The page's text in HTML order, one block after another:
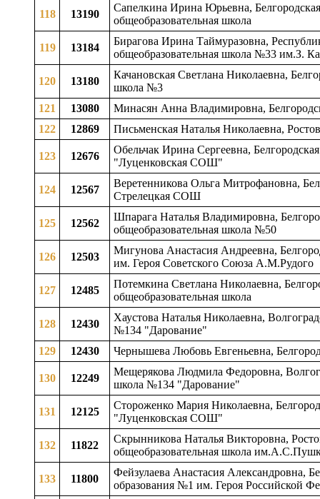
118 13190
Сапелкина Ирина Юрьевна,
общеобразовательная школа
119 13184
Бирагова Ирина Таймуразовна,
общеобразовательная школа №33 им.З.
120 13180
Качановская Светлана Николаевна,
школа №3
121
13080
Минасян Анна Владимировна,
122
12869 Письменская Наталья Николаевна,
123 12676
Обельчак Ирина Сергеевна,
"Луценковская СОШ"
124 12567
Веретенникова Ольга Митрофановна,
Стрелецкая СОШ
125 12562
Шпарага Наталья Владимировна,
общеобразовательная школа №50
126 12503
Мигунова Анастасия Андреевна,
им. Героя Советского Союза А.М.Рудого
127 12485
Потемкина Светлана Николаевна,
общеобразовательная школа
128 12430
Хаустова Наталья Николаевна,
№134 "Дарование"
129
12430 Чернышева Любовь Евгеньевна,
130 12249
Мещерякова Людмила Федоровна,
школа №134 "Дарование"
131 12125
Стороженко Мария Николаевна,
"Луценковская СОШ"
132 11822
Скрынникова Наталья Викторовна,
общеобразовательная школа
133 11800
Фейзулаева Анастасия Александровна,
образования №1 им. Героя Российской